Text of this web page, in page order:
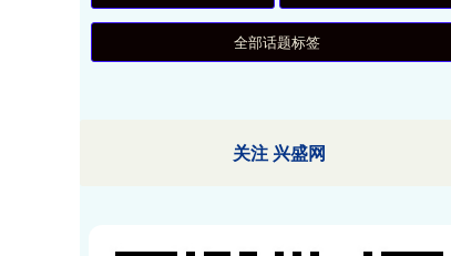
全部话题标签
关注 兴盛网